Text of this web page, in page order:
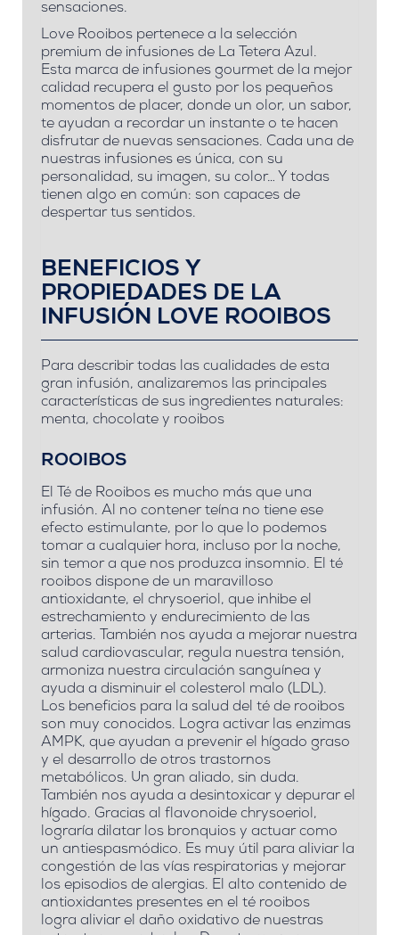
sensaciones.
Love Rooibos pertenece a la selección
premium de infusiones de La Tetera Azul.
Esta marca de infusiones gourmet de la mejor
calidad recupera el gusto por los pequeños
momentos de placer, donde un olor, un sabor,
te ayudan a recordar un instante o te hacen
disfrutar de nuevas sensaciones. Cada una de
nuestras infusiones es única, con su
personalidad, su imagen, su color… Y todas
tienen algo en común: son capaces de
despertar tus sentidos.
BENEFICIOS Y
PROPIEDADES DE LA
INFUSIÓN LOVE ROOIBOS
Para describir todas las cualidades de esta
gran infusión, analizaremos las principales
características de sus ingredientes naturales:
menta, chocolate y rooibos
ROOIBOS
El Té de Rooibos es mucho más que una
infusión. Al no contener teína no tiene ese
efecto estimulante, por lo que lo podemos
tomar a cualquier hora, incluso por la noche,
sin temor a que nos produzca insomnio. El té
rooibos dispone de un maravilloso
antioxidante, el chrysoeriol, que inhibe el
estrechamiento y endurecimiento de las
arterias. También nos ayuda a mejorar nuestra
salud cardiovascular, regula nuestra tensión,
armoniza nuestra circulación sanguínea y
ayuda a disminuir el colesterol malo (LDL).
Los beneficios para la salud del té de rooibos
son muy conocidos. Logra activar las enzimas
AMPK, que ayudan a prevenir el hígado graso
y el desarrollo de otros trastornos
metabólicos. Un gran aliado, sin duda.
También nos ayuda a desintoxicar y depurar el
hígado. Gracias al flavonoide chrysoeriol,
lograría dilatar los bronquios y actuar como
un antiespasmódico. Es muy útil para aliviar la
congestión de las vías respiratorias y mejorar
los episodios de alergias. El alto contenido de
antioxidantes presentes en el té rooibos
logra aliviar el daño oxidativo de nuestras